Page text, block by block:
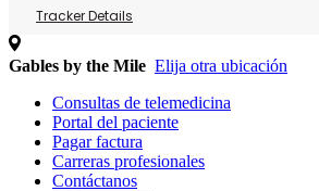
Tracker Details
Gables by the Mile Elija otra ubicación
Consultas de telemedicina
Portal del paciente
Pagar factura
Carreras profesionales
Contáctanos